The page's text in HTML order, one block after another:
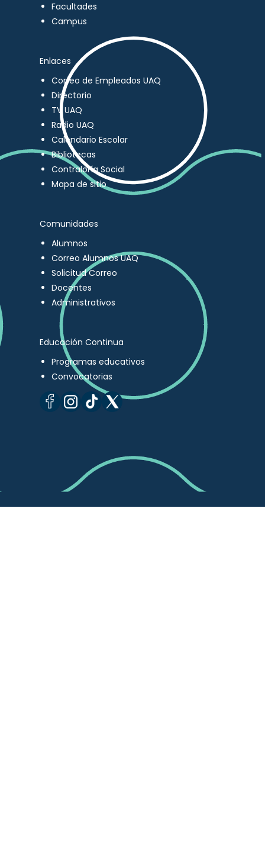
Facultades
Campus
Enlaces
Correo de Empleados UAQ
Directorio
TV UAQ
Radio UAQ
Calendario Escolar
Bibliotecas
Contraloría Social
Mapa de sitio
Comunidades
Alumnos
Correo Alumnos UAQ
Solicitud Correo
Docentes
Administrativos
Educación Continua
Programas educativos
Convocatorias